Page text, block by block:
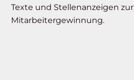
Texte und Stellenanzeigen zur
Mitarbeitergewinnung.